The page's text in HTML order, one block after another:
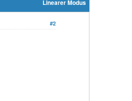
Linearer Modus
#2